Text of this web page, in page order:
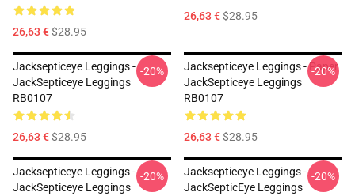
26,63 €$28.95
26,63 €$28.95
Jacksepticeye Leggings -
JackSepticeye Leggings
RB0107
26,63 €$28.95
-20%
Jacksepticeye Leggings - Paper
JackSepticeye Leggings
RB0107
26,63 €$28.95
-20%
Jacksepticeye Leggings -
JackSepticeye Leggings
-20%
Jacksepticeye Leggings -
JackSepticEye Leggings
-20%